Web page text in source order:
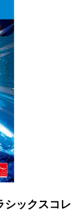
シックスコレ